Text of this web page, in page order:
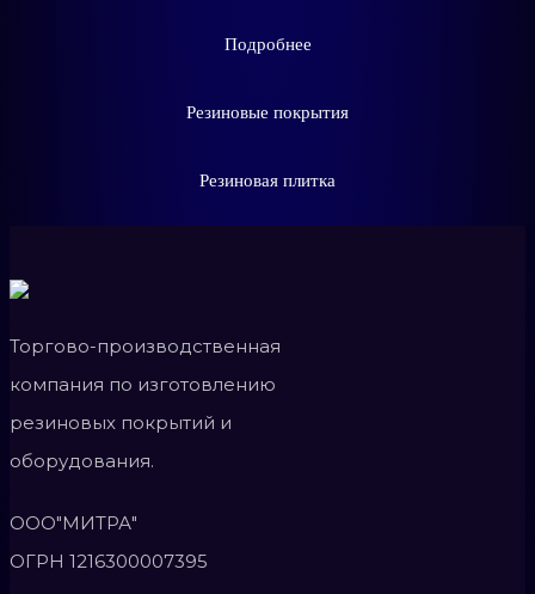
Подробнее
Резиновые покрытия
Резиновая плитка
Торгово-производственная
компания по изготовлению
резиновых покрытий и
оборудования.
ООО"МИТРА"
ОГРН 1216300007395